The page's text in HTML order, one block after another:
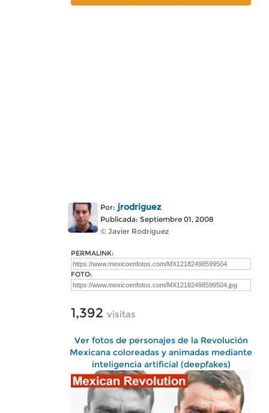
Por: jrodriguez
Publicada: Septiembre 01, 2008
© Javier Rodríguez
PERMALINK:
FOTO:
1,392 visitas
Ver fotos de personajes de la Revolución
Mexicana coloreadas y animadas mediante
inteligencia artificial (deepfakes)